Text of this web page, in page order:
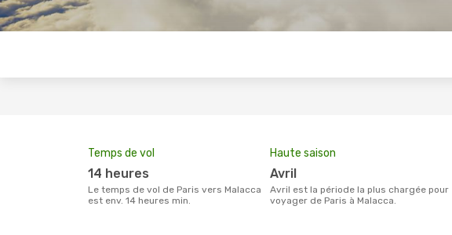
Temps de vol
14 heures
Le temps de vol de Paris vers Malacca
est env. 14 heures min.
Haute saison
avril
avril est la période la plus chargée pour
voyager de Paris à Malacca.